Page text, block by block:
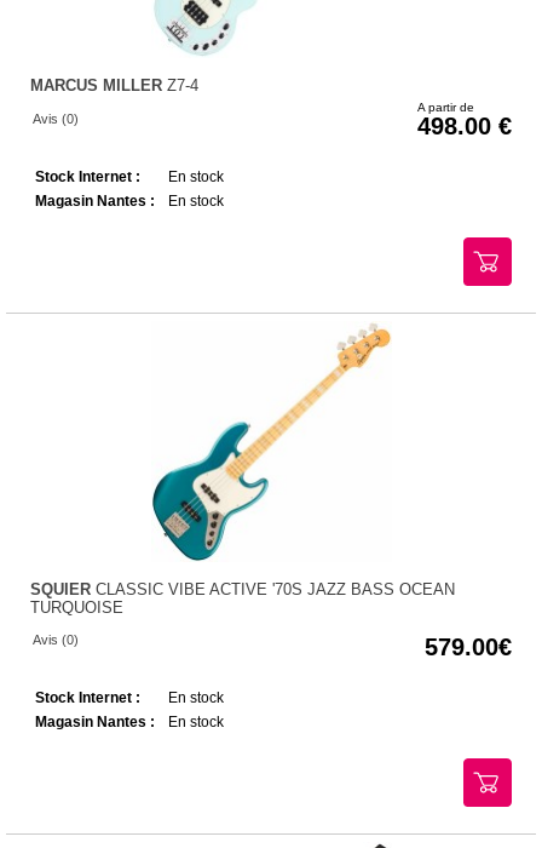
MARCUS MILLER Z7-4
Avis (0)
A partir de
498.00
Stock Internet :
En stock
Magasin Nantes :
En stock
SQUIER CLASSIC VIBE ACTIVE '70S JAZZ BASS OCEAN
TURQUOISE
Avis (0) 579.00
Stock Internet :
En stock
Magasin Nantes :
En stock